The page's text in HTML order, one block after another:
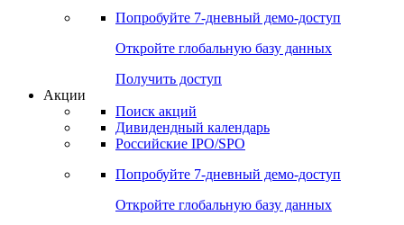
Попробуйте 7-дневный демо-доступ
Откройте глобальную базу данных
Получить доступ
Акции
Поиск акций
Дивидендный календарь
Российские IPO/SPO
Попробуйте 7-дневный демо-доступ
Откройте глобальную базу данных